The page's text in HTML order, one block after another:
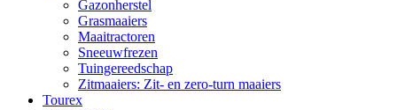
Gazonherstel
Grasmaaiers
Maaitractoren
Sneeuwfrezen
Tuingereedschap
Zitmaaiers: Zit- en zero-turn maaiers
Tourex